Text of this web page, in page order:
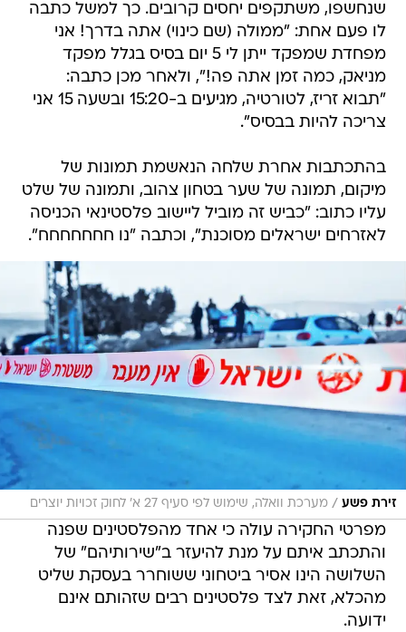
שנחשפו, משתקפים יחסים קרובים. כך למשל כתבה
לו פעם אחת: "ממולה (שם כינוי) אתה בדרך! אני
מפחדת שמפקד ייתן לי 5 יום בסיס בגלל מפקד
מניאק, כמה זמן אתה פה!", ולאחר מכן כתבה:
"תבוא זריז, לטורטיה, מגיעים ב-15:20 ובשעה 15 אני
צריכה להיות בבסיס".
בהתכתבות אחרת שלחה הנאשמת תמונות של
מיקום, תמונה של שער בטחון צהוב, ותמונה של שלט
עליו כתוב: "כביש זה מוביל ליישוב פלסטינאי הכניסה
לאזרחים ישראלים מסוכנת", וכתבה "נו חחחחחחח".
זירת פשע / מערכת וואלה, שימוש לפי סעיף 27 א' לחוק זכויות יוצרים
מפרטי החקירה עולה כי אחד מהפלסטינים שפנה
והתכתב איתם על מנת להיעזר ב"שירותיהם" של
השלושה הינו אסיר ביטחוני ששוחרר בעסקת שליט
מהכלא, זאת לצד פלסטינים רבים שזהותם אינם
ידועה.